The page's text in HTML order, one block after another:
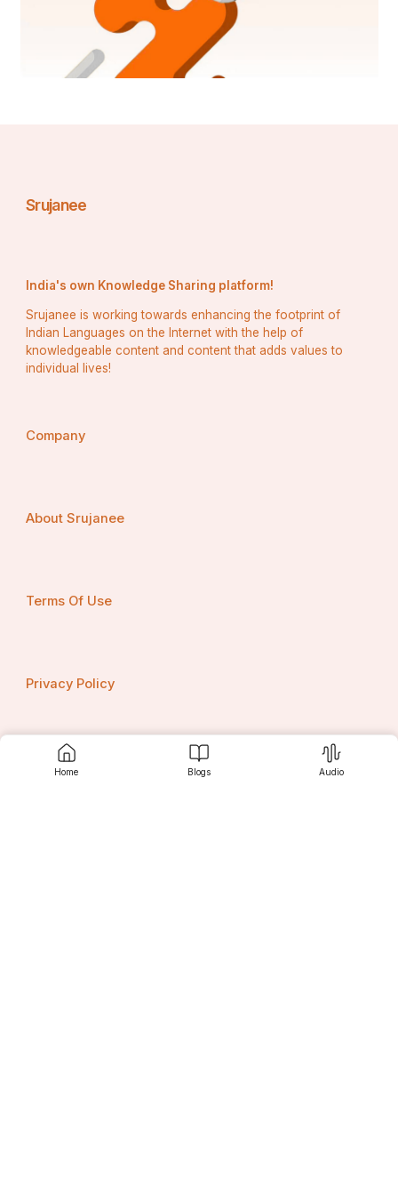
Home Blogs Audio
ଉଦ୍ଭିଦଗୁଡ଼ିକର ମୂଲ୍ୟ ଓ ଗୁରୁତ୍ୱ ଅପାର।
Srujanee
India's own Knowledge Sharing platform!
Srujanee is working towards enhancing the footprint of
Indian Languages on the Internet with the help of
knowledgeable content and content that adds values to
individual lives!
Company
About Srujanee
Terms Of Use
Privacy Policy
Contact us